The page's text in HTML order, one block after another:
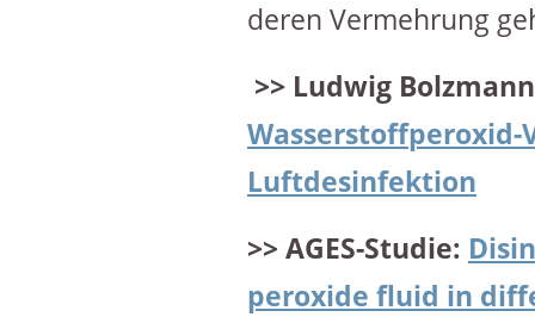
deren Vermehrung
>> Ludwig
Wasserstoffperoxid-
Luftdesinfektion
>> AGES-Studie:
peroxide fluid in